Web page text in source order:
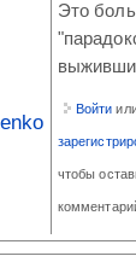
Это
Войти
чтобы